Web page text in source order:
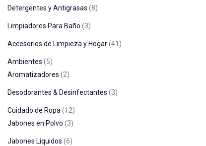
Detergentes y Antigrasas 8
Limpiadores Para Baño 3
Accesorios de Limpieza y Hogar 41
Ambientes
5
Aromatizadores
2
Desodorantes & Desinfectantes 3
Cuidado de Ropa
12
Jabones en Polvo
3
Jabones Líquidos 6